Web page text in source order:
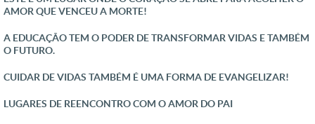
AMOR QUE VENCEU A MORTE!
A EDUCAÇÃO TEM O PODER DE TRANSFORMAR VIDAS E TAMBÉM
O FUTURO.
CUIDAR DE VIDAS TAMBÉM É UMA FORMA DE EVANGELIZAR!
LUGARES DE REENCONTRO COM O AMOR DO PAI